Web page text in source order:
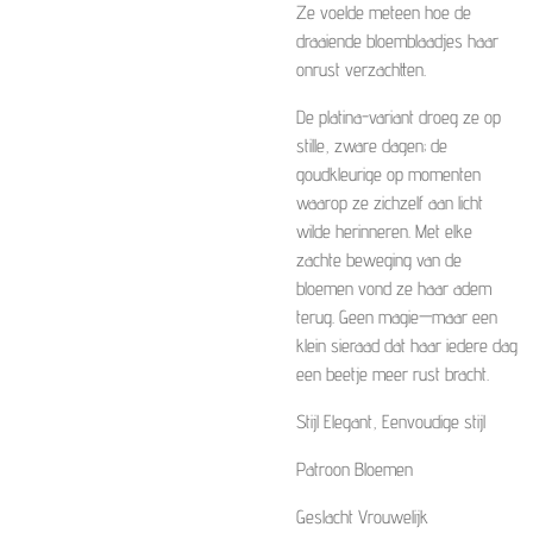
Ze voelde meteen hoe de
draaiende bloemblaadjes haar
onrust verzachtten.
De platina-variant droeg ze op
stille, zware dagen; de
goudkleurige op momenten
waarop ze zichzelf aan licht
wilde herinneren. Met elke
zachte beweging van de
bloemen vond ze haar adem
terug. Geen magie—maar een
klein sieraad dat haar iedere dag
een beetje meer rust bracht.
Stijl Elegant, Eenvoudige stijl
Patroon Bloemen
Geslacht Vrouwelijk